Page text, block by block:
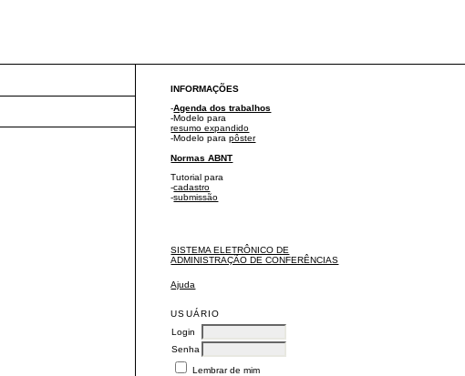
INFORMAÇÕES
-Agenda dos trabalhos
-Modelo para
resumo expandido
-Modelo parapôster
Normas ABNT
Tutorial para
-cadastro
-submissão
SISTEMA ELETRÔNICO DE
ADMINISTRAÇÃO DE CONFERÊNCIAS
Ajuda
USUÁRIO
Login
Senha
Lembrar de mim